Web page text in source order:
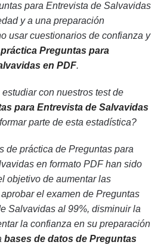
para Entrevista de Salvavidas
y a una preparación
usar cuestionarios de confianza y
Preguntas para
en PDF.
con nuestros test de
para Entrevista de Salvavidas
parte de esta estadística?
de práctica de Preguntas para
en formato PDF han sido
objetivo de aumentar las
el examen de Preguntas
Salvavidas al 99%, disminuir la
la confianza en su preparación
bases de datos de Preguntas